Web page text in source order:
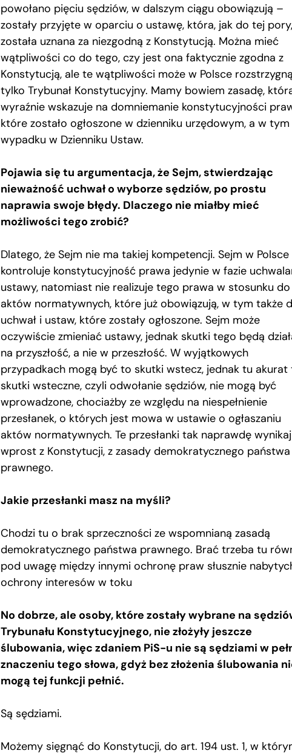
powołano pięciu sędziów, w dalszym ciągu obowiązują –
zostały przyjęte w oparciu o ustawę, która, jak do tej
została uznana za niezgodną z Konstytucją. Można mieć
wątpliwości co do tego, czy jest ona faktycznie zgodna z
Konstytucją, ale te wątpliwości może w Polsce
tylko Trybunał Konstytucyjny. Mamy bowiem zasadę,
wyraźnie wskazuje na domniemanie konstytucyjności
które zostało ogłoszone w dzienniku urzędowym, a w tym
wypadku w Dzienniku Ustaw.
Pojawia się tu argumentacja, że Sejm, stwierdzając
nieważność uchwał o wyborze sędziów, po prostu
naprawia swoje błędy. Dlaczego nie miałby mieć
możliwości tego zrobić?
Dlatego, że Sejm nie ma takiej kompetencji. Sejm w Polsce
kontroluje konstytucyjność prawa jedynie w fazie
ustawy, natomiast nie realizuje tego prawa w stosunku do
aktów normatywnych, które już obowiązują, w tym także
uchwał i ustaw, które zostały ogłoszone. Sejm może
oczywiście zmieniać ustawy, jednak skutki tego będą
na przyszłość, a nie w przeszłość. W wyjątkowych
przypadkach mogą być to skutki wstecz, jednak tu akurat
skutki wsteczne, czyli odwołanie sędziów, nie mogą być
wprowadzone, chociażby ze względu na niespełnienie
przesłanek, o których jest mowa w ustawie o ogłaszaniu
aktów normatywnych. Te przesłanki tak naprawdę
wprost z Konstytucji, z zasady demokratycznego państwa
prawnego.
Jakie przesłanki masz na myśli?
Chodzi tu o brak sprzeczności ze wspomnianą zasadą
demokratycznego państwa prawnego. Brać trzeba tu
pod uwagę między innymi ochronę praw słusznie
ochrony interesów w toku
No dobrze, ale osoby, które zostały wybrane na
Trybunału Konstytucyjnego, nie złożyły jeszcze
ślubowania, więc zdaniem PiS-u nie są sędziami w
znaczeniu tego słowa, gdyż bez złożenia ślubowania
mogą tej funkcji pełnić.
Są sędziami.
Możemy sięgnąć do Konstytucji, do art. 194 ust. 1, w